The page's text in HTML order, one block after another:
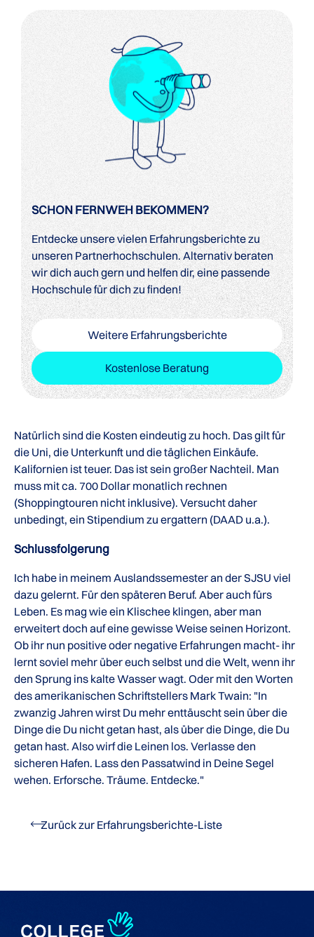
SCHON FERNWEH BEKOMMEN?
Entdecke unsere vielen Erfahrungsberichte zu
unseren Partnerhochschulen. Alternativ beraten
wir dich auch gern und helfen dir, eine passende
Hochschule für dich zu finden!
Weitere Erfahrungsberichte
Kostenlose Beratung
Natürlich sind die Kosten eindeutig zu hoch. Das gilt für
die Uni, die Unterkunft und die täglichen Einkäufe.
Kalifornien ist teuer. Das ist sein großer Nachteil. Man
muss mit ca. 700 Dollar monatlich rechnen
(Shoppingtouren nicht inklusive). Versucht daher
unbedingt, ein Stipendium zu ergattern (DAAD u.a.).
Schlussfolgerung
Ich habe in meinem Auslandssemester an der SJSU viel
dazu gelernt. Für den späteren Beruf. Aber auch fürs
Leben. Es mag wie ein Klischee klingen, aber man
erweitert doch auf eine gewisse Weise seinen Horizont.
Ob ihr nun positive oder negative Erfahrungen macht- ihr
lernt soviel mehr über euch selbst und die Welt, wenn ihr
den Sprung ins kalte Wasser wagt. Oder mit den Worten
des amerikanischen Schriftstellers Mark Twain: "In
zwanzig Jahren wirst Du mehr enttäuscht sein über die
Dinge die Du nicht getan hast, als über die Dinge, die Du
getan hast. Also wirf die Leinen los. Verlasse den
sicheren Hafen. Lass den Passatwind in Deine Segel
wehen. Erforsche. Träume. Entdecke."
Zurück zur Erfahrungsberichte-Liste